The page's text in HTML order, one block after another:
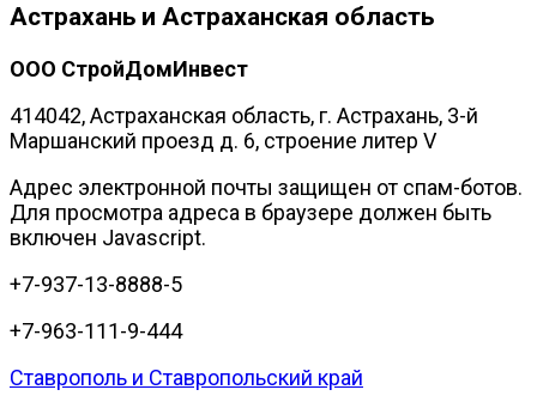
Астрахань и Астраханская область
ООО СтройДомИнвест
414042, Астраханская область, г. Астрахань, 3-й
Маршанский проезд д. 6, строение литер V
Адрес электронной почты защищен от спам-ботов.
Для просмотра адреса в браузере должен быть
включен Javascript.
+7-937-13-8888-5
+7-963-111-9-444
Ставрополь и Ставропольский край